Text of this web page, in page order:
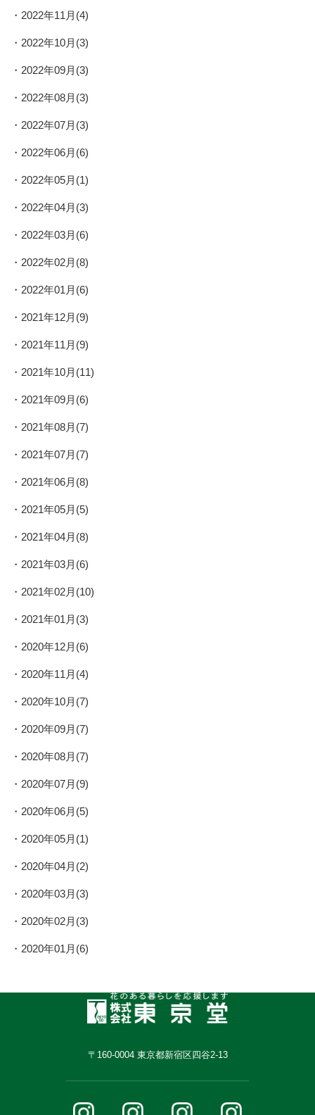
2022年11月(4)
2022年10月(3)
2022年09月(3)
2022年08月(3)
2022年07月(3)
2022年06月(6)
2022年05月(1)
2022年04月(3)
2022年03月(6)
2022年02月(8)
2022年01月(6)
2021年12月(9)
2021年11月(9)
2021年10月(11)
2021年09月(6)
2021年08月(7)
2021年07月(7)
2021年06月(8)
2021年05月(5)
2021年04月(8)
2021年03月(6)
2021年02月(10)
2021年01月(3)
2020年12月(6)
2020年11月(4)
2020年10月(7)
2020年09月(7)
2020年08月(7)
2020年07月(9)
2020年06月(5)
2020年05月(1)
2020年04月(2)
2020年03月(3)
2020年02月(3)
2020年01月(6)
〒160-0004 東京都新宿区四谷2-13